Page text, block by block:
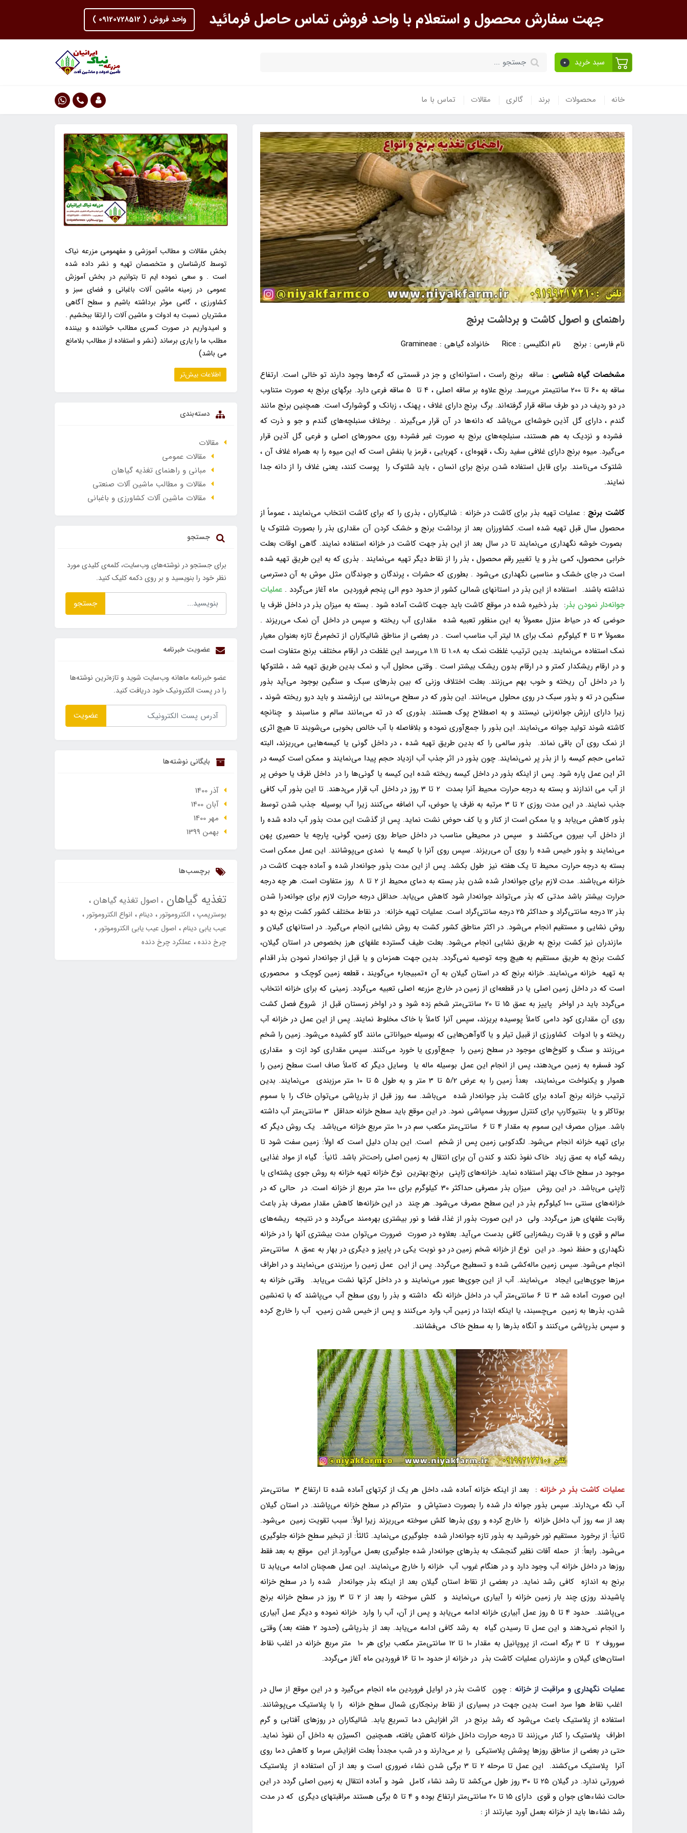
جهت سفارش محصول و استعلام با واحد فروش تماس حاصل فرمائید واحد فروش ( 09120728512 )
سبد خرید 0
خانه محصولات برند گالری مقالات تماس با ما
راهنمای و اصول کاشت و برداشت برنج
نام فارسی : برنج نام انگلیسی : Rice خانواده گیاهی : Gramineae
مشخصات گیاه شناسی : ساقه برنج راست ، استوانه‌ای و جز در قسمتی که گره‌ها وجود دارند تو خالی است. ارتفاع
ساقه به 60 تا 200 سانتیمتر می‌رسد. برنج علاوه بر ساقه اصلی ، 4 تا 5 ساقه فرعی دارد. برگهای برنج به صورت متناوب
در دو ردیف در دو طرف ساقه قرار گرفته‌اند. برگ برنج دارای غلاف ، پهنک ، زبانک و گوشوارک است. همچنین برنج مانند
گندم ، دارای گل آذین خوشه‌ای می‌باشد که دانه‌ها در آن قرار می‌گیرند . برخلاف سنبلچه‌های گندم و جو و ذرت که
فشرده و نزدیک به هم هستند، سنبلچه‌های برنج به صورت غیر فشرده روی محورهای اصلی و فرعی گل آذین قرار
می‌گیرد. میوه برنج دارای غلافی سفید رنگ ، قهوه‌ای ، کهربایی ، قرمز یا بنفش است که این میوه را به همراه غلاف آن ،
شلتوک می‌نامند. برای قابل استفاده شدن برنج برای انسان ، باید شلتوک را پوست کنند، یعنی غلاف را از دانه جدا
نمایند.
کاشت برنج : عملیات تهیه بذر برای کاشت در خزانه : شالیکاران ، بذری را که برای کاشت انتخاب می‌نمایند ، عموماً از
محصول سال قبل تهیه شده است. کشاورزان بعد از برداشت برنج و خشک کردن آن مقداری بذر را بصورت شلتوک یا
بصورت خوشه نگهداری می‌نمایند تا در سال بعد از این بذر جهت کاشت در خزانه استفاده نمایند. گاهی اوقات بعلت
خرابی محصول، کمی بذر و یا تغییر رقم محصول ، بذر را از نقاط دیگر تهیه می‌نمایند . بذری که به این طریق تهیه شده
است در جای خشک و مناسبی نگهداری می‌شود . بطوری که حشرات ، پرندگان و جوندگان مثل موش به آن دسترسی
نداشته باشند. استفاده از این بذر در استانهای شمالی کشور از حدود دوم الی پنجم فروردین ماه آغاز می‌گردد .عملیات
جوانه‌دار نمودن بذر: بذر ذخیره شده در موقع کاشت باید جهت کاشت آماده شود . بسته به میزان بذر در داخل ظرف یا
حوضی که در حیاط منزل معمولاً به این منظور تعبیه شده مقداری آب ریخته و سپس در داخل آن نمک می‌ریزند .
معمولاً 3 تا 4 کیلوگرم نمک برای 18 لیتر آب مناسب است . در بعضی از مناطق شالیکاران از تخم‌مرغ تازه بعنوان معیار
نمک استفاده می‌نمایند. بدین ترتیب غلظت نمک به 1.08 تا 1.11 می‌رسد این غلظت در ارقام مختلف برنج متفاوت است
و در ارقام ریشکدار کمتر و در ارقام بدون ریشک بیشتر است . وقتی محلول آب و نمک بدین طریق تهیه شد ، شلتوکها
را در داخل آن ریخته و خوب بهم می‌زنند. بعلت اختلاف وزنی که بین بذرهای سبک و سنگین بوجود می‌آید بذور
سنگین در ته و بذور سبک در روی محلول می‌مانند. این بذور که در سطح می‌مانند بی ارزشمند و باید درو ریخته شوند ،
زیرا دارای ارزش جوانه‌زنی نیستند و به اصطلاح پوک هستند. بذوری که در ته می‌مانند سالم و مناسبند و چنانچه
کاشته شوند تولید جوانه می‌نمایند. این بذور را جمع‌آوری نموده و بلافاصله با آب خالص بخوبی می‌شویند تا هیچ اثری
از نمک روی آن باقی نماند. بذور سالمی را که بدین طریق تهیه شده ، در داخل گونی یا کیسه‌هایی می‌ریزند، البته
تمامی حجم کیسه را از بذر پر نمی‌نمایند. چون بذور در اثر جذب آب ازدیاد حجم پیدا می‌نمایند و ممکن است کیسه در
اثر این عمل پاره شود. پس از اینکه بذور در داخل کیسه ریخته شده این کیسه یا گونی‌ها را در داخل ظرف یا حوض پر
از آب می‌ اندازند و بسته به درجه حرارت محیط آنرا بمدت 2 تا 3 روز در داخل آب قرار می‌دهند. تا این بذور آب کافی
جذب نمایند. در این مدت روزی 2 تا 3 مرتبه به ظرف یا حوض، آب اضافه می‌کنند زیرا آب بوسیله جذب شدن توسط
بذور کاهش می‌یابد و یا ممکن است از کنار و یا کف حوض نشت نماید. پس از گذشت این مدت بذور آب داده شده را
از داخل آب بیرون می‌کشند و سپس در محیطی مناسب در داخل حیاط روی زمین، گونی، پارچه یا حصیری پهن
می‌نمایند و بذور خیس شده را روی آن می‌ریزند. سپس روی آنرا با کیسه یا نمدی می‌پوشانند. این عمل ممکن است
بسته به درجه حرارت محیط تا یک هفته نیز طول بکشد. پس از این مدت بذور جوانه‌دار شده و آماده جهت کاشت در
خزانه می‌باشند. مدت لازم برای جوانه‌دار شده شدن بذر بسته به دمای محیط از 2 تا 8 روز متفاوت است. هر چه درجه
حرارت بیشتر باشد مدتی که بذر می‌تواند جوانه‌دار شود کاهش می‌یابد. حداقل درجه حرارت لازم برای جوانه‌درا شدن
بذر 12 درجه سانتی‌گراد و حداکثر 25 درجه سانتی‌گراد است. عملیات تهیه خزانه: در نقاط مختلف کشور کشت برنج به دو
روش نشایی و مستقیم انجام می‌شود. در اکثر مناطق کشور کشت به روش نشایی انجام می‌گیرد. در استانهای گیلان و
مازندران نیز کشت برنج به طریق نشایی انجام می‌شود. بعلت طیف گسترده علفهای هرز بخصوص در استان گیلان،
کشت برنج به طریق مستقیم به هیچ وجه توصیه نمی‌گردد. بدین جهت همزمان و یا قبل از جوانه‌دار نمودن بذر اقدام
به تهیه خزانه می‌نمایند. خزانه برنج که در استان گیلان به آن «تمبیجار» می‌گویند ‏، قطعه زمین کوچک و محصوری
است که در داخل زمین اصلی یا در قطعه‌ای از زمین در خارج مزرعه اصلی تعبیه می‌گردد. زمینی که برای خزانه انتخاب
می‌گردد باید در اواخر پاییز به عمق 15 تا 20 سانتی‌متر شخم زده شود و در اواخر زمستان قبل از شروع فصل کشت
روی آن مقداری کود دامی کاملاً پوسیده بریزند، سپس آنرا کاملاً با خاک مخلوط نمایند. پس از این عمل در خزانه آب
ریخته و با ادوات کشاورزی از قبیل تیلر و یا گاوآهن‌هایی که بوسیله حیواناتی مانند گاو کشیده می‌شود. زمین را شخم
می‌زنند و سنگ و کلوخ‌های موجود در سطح زمین را جمع‌آوری یا خورد می‌کنند. سپس مقداری کود ازت و مقداری
کود فسفره به زمین می‌دهند، پس از انجام این عمل بوسیله ماله یا وسایل دیگر که کاملاً صاف است سطح زمین را
هموار و یکنواخت می‌نمایند، بعداً زمین را به عرض 5/2 تا 3 متر و به طول 5 تا 10 متر مرزبندی می‌نمایند. بدین
ترتیب خزانه برنج آماده برای کاشت بذر جوانه‌دار شده می‌باشد. سه روز قبل از بذرپاشی می‌توان خاک را با سموم
بوتاکلر و یا بنتیوکارپ برای کنترل سوروف سمپاشی نمود. در این موقع باید سطح خزانه حداقل 3 سانتی‌متر آب داشته
باشد. میزان مصرف این سموم به مقدار 4 تا 6 سانتی‌متر مکعب سم در 10 متر مربع خزانه می‌باشد. یک روش دیگر که
برای تهیه خزانه انجام می‌شود. لگدکوبی زمین پس از شخم است. این بدان دلیل است که اولاً: زمین سفت شود تا
ریشه گیاه به عمق زیاد خاک نفوذ نکند و کندن آن برای انتقال به زمین اصلی راحت‌تر باشد. ثانیاً: گیاه از مواد غذایی
موجود در سطح خاک بهتر استفاده نماید. خزانه‌های ژاپنی برنج:بهترین نوع خزانه تهیه خزانه به روش جوی پشته‌ای یا
ژاپنی می‌باشد. در این روش میزان بذر مصرفی حداکثر 30 کیلوگرم برای 100 متر مربع از خزانه است. در حالی که در
خزانه‌های سنتی 100 کیلوگرم بذر در این سطح مصرف می‌شود. هر چند در این خزانه‌ها کاهش مقدار مصرف بذر باعث
رقابت علفهای هرز می‌گردد. ولی در این صورت بذور از غذا، فضا و نور بیشتری بهره‌مند می‌گردد و در نتیجه ریشه‌های
سالم و قوی و با قدرت ریشه‌زایی کافی بدست می‌آید. بعلاوه در صورت ضرورت می‌توان مدت بیشتری آنها را در خزانه
نگهداری و حفظ نمود. در این نوع از خزانه شخم زمین در دو نوبت یکی در پاییز و دیگری در بهار به عمق 8 سانتی‌متر
انجام می‌شود. سپس زمین ماله‌کشی شده و تسطیح می‌گردد. پس از این عمل زمین را مرزبندی می‌نمایند و در اطراف
مرزها جوی‌هایی ایجاد می‌نمایند. آب از این جوی‌ها عبور می‌نمایند و در داخل کرتها نشت می‌یابد. وقتی خزانه به
این صورت آماده شد 3 تا 6 سانتی‌متر آب در داخل خزانه نگه داشته و بذر را روی سطح آب می‌پاشند که با ته‌نشین
شدن، بذرها به زمین می‌چسبند، یا اینکه ابتدا در زمین آب وارد می‌کنند و پس از خیس شدن زمین، آب را خارج کرده
و سپس بذرپاشی می‌کنند و آنگاه بذرها را به سطح خاک می‌فشانند.
عملیات کاشت بذر در خزانه
: بعد از اینکه خزانه آماده شد، داخل هر یک از کرتهای آماده شده تا ارتفاع 3 سانتی‌متر
آب نگه می‌دارند. سپس بذور جوانه‌ دار شده را بصورت دستپاش و متراکم در سطح خزانه می‌پاشند. در استان گیلان
بعد از سه روز آب داخل خزانه را خارج کرده و روی بذرها کلش سوخته می‌ریزند زیرا اولاً: سبب تقویت زمین می‌شود.
ثانیاً: از برخورد مستقیم نور خورشید به بذور تازه جوانه‌دار شده جلوگیری می‌نماید. ثالثاً: از تبخیر سطح خزانه جلوگیری
می‌شود. رابعاً: از حمله آفات نظیر گنجشک به بذرهای جوانه‌دار شده جلوگیری بعمل می‌آورد.از این موقع به بعد فقط
روزها در داخل خزانه آب وجود دارد و در هنگام غروب آب خزانه را خارج می‌نمایند. این عمل همچنان ادامه می‌یابد تا
برنج به اندازه کافی رشد نماید. در بعضی از نقاط استان گیلان بعد از اینکه بذر جوانه‌دار شده را در سطح خزانه
پاشیدند روزی چند بار زمین خزانه را آبیاری می‌نمایند و کلش سوخته را بعد از 2 تا 3 روز در سطح خزانه برنج
می‌پاشند. حدود 4 تا 5 روز عمل آبیاری خزانه ادامه می‌یابد و پس از آن، آب را وارد خزانه نموده و دیگر عمل آبیاری
را انجام نمی‌دهند و این عمل تا رسیدن گیاه به رشد کافی ادامه می‌یابد. بعد از بذرپاشی (حدود 2 هفته بعد) وقتی
سوروف 2 تا 3 برگه است، از پروپانیل به مقدار 10 تا 12 سانتی‌متر مکعب برای هر 10 متر مربع خزانه در اغلب نقاط
استان‌های گیلان و مازندران عملیات کاشت بذر در خزانه از حدود 10 تا 16 فروردین ماه آغاز می‌گردد.
عملیات نگهداری و مراقبت از خزانه : چون کاشت بذر در اوایل فروردین ماه انجام می‌گیرد و در این موقع از سال در
اغلب نقاط هوا سرد است بدین جهت در بسیاری از نقاط برنجکاری شمال سطح خزانه را با پلاستیک می‌پوشانند.
استفاده از پلاستیک باعث می‌شود که رشد برنج در اثر افزایش دما تسریع یابد. شالیکاران در روزهای آفتابی و گرم
اطراف پلاستیک را کنار می‌زنند تا درجه حرارت داخل خزانه کاهش یافته، همچنین اکسیژن به داخل آن نفوذ نماید.
حتی در بعضی از مناطق روزها پوشش پلاستیکی را بر می‌دارند و در شب مجدداً بعلت افزایش سرما و کاهش دما روی
آنرا پلاستیک می‌کشند. این عمل تا مرحله 2 تا 3 برگی شدن نشاء ضروری است و بعد از آن استفاده از پلاستیک
ضرورتی ندارد. در گیلان 25 تا 30 روز طول می‌کشد تا رشد نشاء کامل شود و آماده انتقال به زمین اصلی گردد در این
حالت نشاء‌های جوان و قوی دارای 15 تا 20 سانتی‌متر ارتفاع بوده و 4 تا 5 برگی هستند مراقبتهای دیگری که در مدت
رشد نشاء‌ها باید از خزانه بعمل آورد عبارتند از :
بخش مقالات و مطالب آموزشی و مفهمومی مزرعه نیاک
توسط کارشناسان و متخصصان تهیه و نشر داده شده
است . و سعی نموده ایم تا بتوانیم در بخش آموزش
عمومی در زمینه ماشین آلات باغبانی و فضای سبز و
کشاورزی ، گامی موثر برداشته باشیم و سطح آگاهی
مشتریان نسبت به ادوات و ماشین آلات را ارتقا ببخشیم .
و امیدواریم در صورت کسری مطالب خواننده و بیننده
مطلب ما را یاری برساند (نشر و استفاده از مطالب بلامانع
می باشد)
اطلاعات بیش‌تر
دسته‌بندی
مقالات
مقالات عمومی
مبانی و راهنمای تغذیه گیاهان
مقالات و مطالب ماشین آلات صنعتی
مقالات ماشین آلات کشاورزی و باغبانی
جستجو
برای جستجو در نوشته‌های وب‌سایت، کلمه‌ی کلیدی مورد
نظر خود را بنویسید و بر روی دکمه کلیک کنید.
جستجو
عضویت خبرنامه
عضو خبرنامه ماهانه وب‌سایت شوید و تازه‌ترین نوشته‌ها
را در پست الکترونیک خود دریافت کنید.
عضویت
بایگانی نوشته‌ها
آذر 1400
آبان 1400
مهر 1400
بهمن 1399
برچسب‌ها
تغذیه گیاهان اصول تغذیه گیاهان
بوسترپمپ الکتروموتور دینام انواع الکتروموتور
عیب یابی دینام اصول عیب یابی الکتروموتور
چرخ دنده عملکرد چرخ دنده